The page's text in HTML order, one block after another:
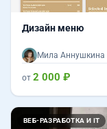
Дизайн меню
Мила Аннушкина
от 2 000 ₽
ВЕБ-РАЗРАБОТКА И IT